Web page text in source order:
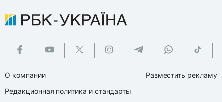
О компании
Редакционная политика и стандарты
Разместить рекламу